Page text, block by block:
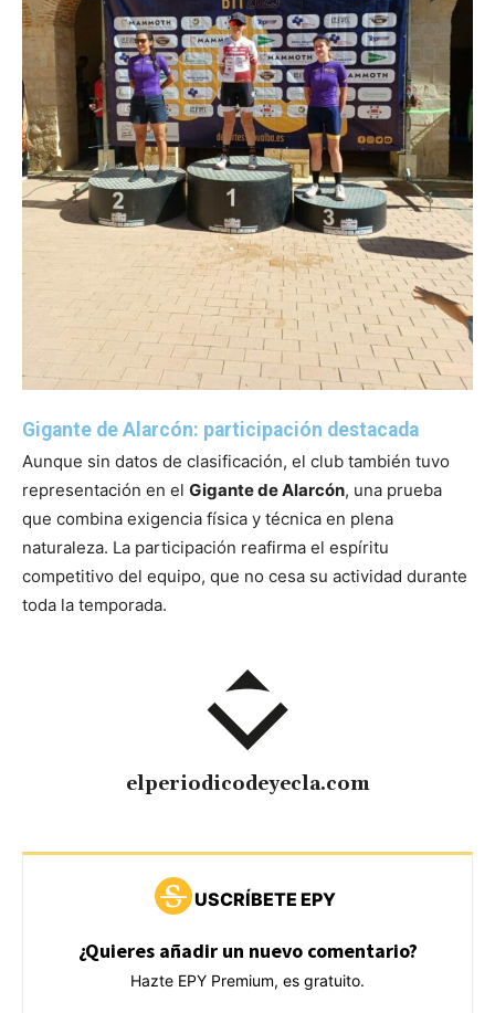
Gigante de Alarcón: participación destacada
Aunque sin datos de clasificación, el club también tuvo
representación en el Gigante de Alarcón, una prueba
que combina exigencia física y técnica en plena
naturaleza. La participación reafirma el espíritu
competitivo del equipo, que no cesa su actividad durante
toda la temporada.
elperiodicodeyecla.com
USCRÍBETE EPY
¿Quieres añadir un nuevo comentario?
Hazte EPY Premium, es gratuito.